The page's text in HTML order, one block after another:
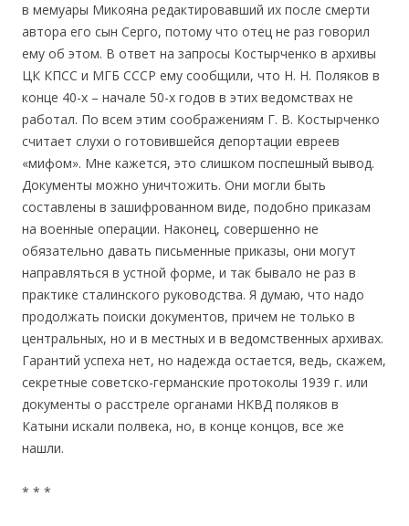
в мемуары Микояна редактировавший их после смерти
автора его сын Серго, потому что отец не раз говорил
ему об этом. В ответ на запросы Костырченко в архивы
ЦК КПСС и МГБ СССР ему сообщили, что Н. Н. Поляков в
конце 40-х – начале 50-х годов в этих ведомствах не
работал. По всем этим соображениям Г. В. Костырченко
считает слухи о готовившейся депортации евреев
«мифом». Мне кажется, это слишком поспешный вывод.
Документы можно уничтожить. Они могли быть
составлены в зашифрованном виде, подобно приказам
на военные операции. Наконец, совершенно не
обязательно давать письменные приказы, они могут
направляться в устной форме, и так бывало не раз в
практике сталинского руководства. Я думаю, что надо
продолжать поиски документов, причем не только в
центральных, но и в местных и в ведомственных архивах.
Гарантий успеха нет, но надежда остается, ведь, скажем,
секретные советско-германские протоколы 1939 г. или
документы о расстреле органами НКВД поляков в
Катыни искали полвека, но, в конце концов, все же
нашли.
* * *